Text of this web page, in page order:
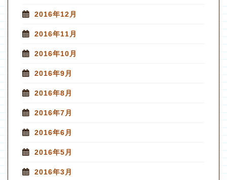
2016年12月
2016年11月
2016年10月
2016年9月
2016年8月
2016年7月
2016年6月
2016年5月
2016年3月